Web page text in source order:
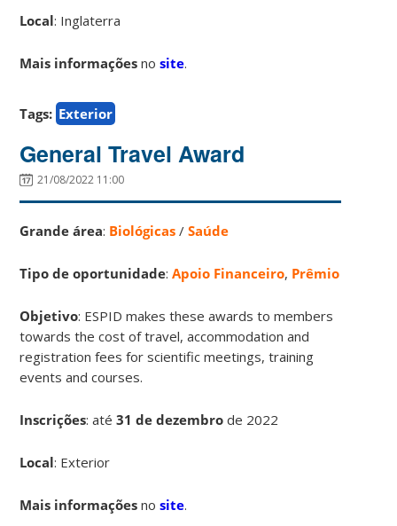
Local: Inglaterra
Mais informações nosite.
Tags: Exterior
General Travel Award
21/08/2022 11:00
Grande área: Biológicas /Saúde
Tipo de oportunidade:Apoio Financeiro, Prêmio
Objetivo: ESPID makes these awards to members
towards the cost of travel, accommodation and
registration fees for scientific meetings, training
events and courses.
Inscrições: até31 de dezembrode 2022
Local: Exterior
Mais informações nosite.